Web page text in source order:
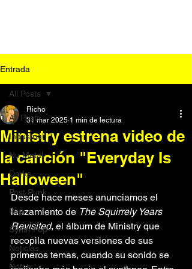
Entrada
All Posts
Industrial
Nu Metal
Darks
Post Punk
Pop
Synth Pop
Noticias
Notas
All Posts
Ministry estrena video de
la canción "Everyday Is
Halloween"
Richo
31 mar 2025 1 min de lectura
Desde hace meses anunciamos el
lanzamiento de The Squirrely Years
Revisited, el álbum de Ministry que
recopila nuevas versiones de sus
primeros temas, cuando su sonido se